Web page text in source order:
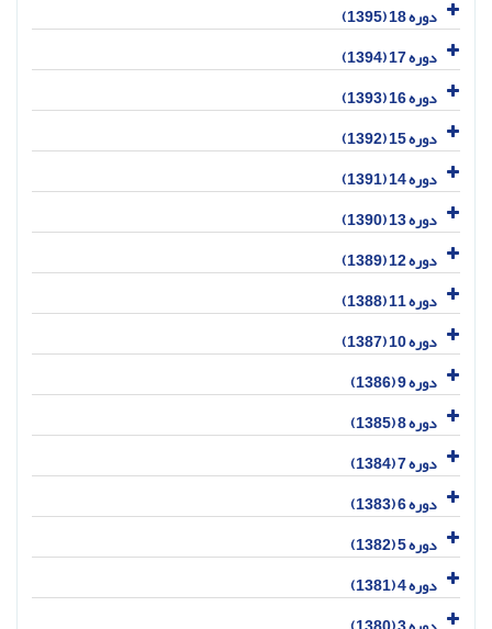
دوره 18 (1395)
دوره 17 (1394)
دوره 16 (1393)
دوره 15 (1392)
دوره 14 (1391)
دوره 13 (1390)
دوره 12 (1389)
دوره 11 (1388)
دوره 10 (1387)
دوره 9 (1386)
دوره 8 (1385)
دوره 7 (1384)
دوره 6 (1383)
دوره 5 (1382)
دوره 4 (1381)